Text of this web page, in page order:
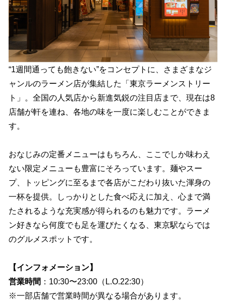
“1週間通っても飽きない”をコンセプトに、さまざまなジ
ャンルのラーメン店が集結した「東京ラーメンストリー
ト」。全国の人気店から新進気鋭の注目店まで、現在は8
店舗が軒を連ね、各地の味を一度に楽しむことができま
す。
おなじみの定番メニューはもちろん、ここでしか味わえ
ない限定メニューも豊富にそろっています。麺やスー
プ、トッピングに至るまで各店がこだわり抜いた渾身の
一杯を提供。しっかりとした食べ応えに加え、心まで満
たされるような充実感が得られるのも魅力です。ラーメ
ン好きなら何度でも足を運びたくなる、東京駅ならでは
のグルメスポットです。
【インフォメーション】
営業時間 ：10:30〜23:00（L.O.22:30）
※一部店舗で営業時間が異なる場合があります。